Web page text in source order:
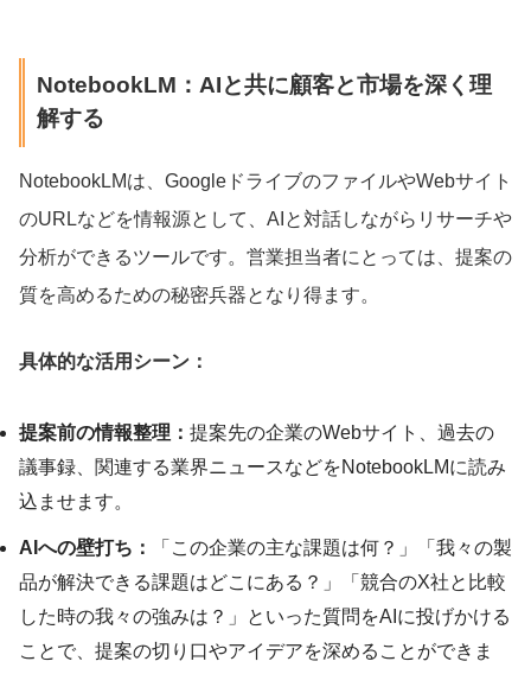
NotebookLM：AIと共に顧客と市場を深く理
解する
NotebookLMは、GoogleドライブのファイルやWebサイト
のURLなどを情報源として、AIと対話しながらリサーチや
分析ができるツールです。営業担当者にとっては、提案の
質を高めるための秘密兵器となり得ます。
具体的な活用シーン：
提案前の情報整理： 提案先の企業のWebサイト、過去の
議事録、関連する業界ニュースなどをNotebookLMに読み
込ませます。
AIへの壁打ち：
「この企業の主な課題は何？」「我々の製
品が解決できる課題はどこにある？」「競合のX社と比較
した時の我々の強みは？」といった質問をAIに投げかける
ことで、提案の切り口やアイデアを深めることができま